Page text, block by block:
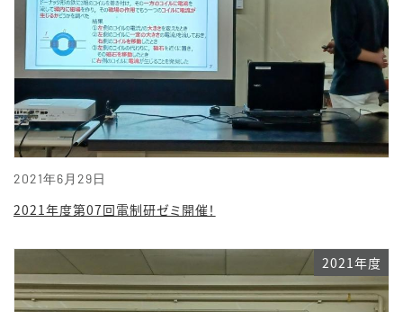
2021年6月29日
2021年度第07回電制研ゼミ開催！
2021年度